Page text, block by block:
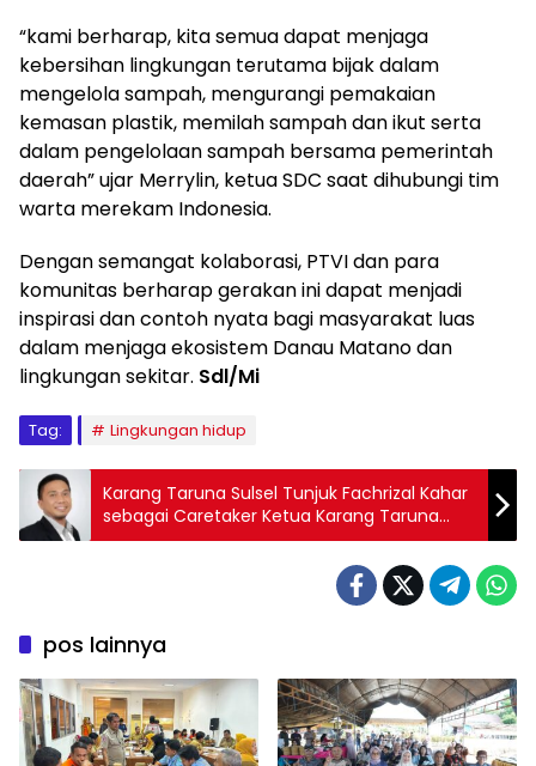
“kami berharap, kita semua dapat menjaga
kebersihan lingkungan terutama bijak dalam
mengelola sampah, mengurangi pemakaian
kemasan plastik, memilah sampah dan ikut serta
dalam pengelolaan sampah bersama pemerintah
daerah” ujar Merrylin, ketua SDC saat dihubungi tim
warta merekam Indonesia.
Dengan semangat kolaborasi, PTVI dan para
komunitas berharap gerakan ini dapat menjadi
inspirasi dan contoh nyata bagi masyarakat luas
dalam menjaga ekosistem Danau Matano dan
lingkungan sekitar. Sdl/Mi
Tag: Lingkungan hidup
Karang Taruna Sulsel Tunjuk Fachrizal Kahar
sebagai Caretaker Ketua Karang Taruna
Luwu Timur
pos lainnya